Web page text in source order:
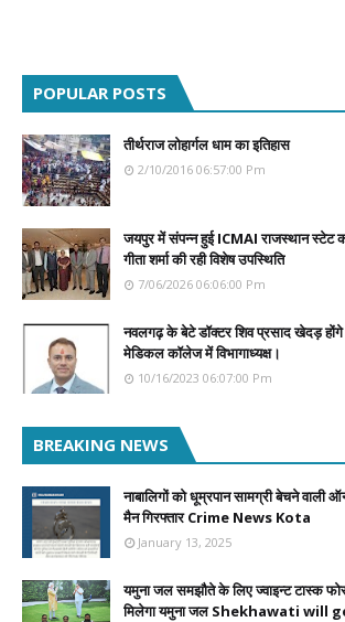
POPULAR POSTS
तीर्थराज लोहार्गल धाम का इतिहास
2/10/2016 06:57:00 Pm
जयपुर में संपन्न हुई ICMAI राजस्थान स्टेट
गीता शर्मा की रही विशेष उपस्थिति
7/06/2026 06:06:00 Pm
नवलगढ़ के बेटे डॉक्टर शिव प्रसाद खेदड़ होंगे
मेडिकल कॉलेज में विभागाध्यक्ष।
10/16/2023 06:07:00 Pm
BREAKING NEWS
नाबालिगों को धूम्रपान सामग्री बेचने वाली
मैन गिरफ्तार Crime News Kota
January 13, 2025
यमुना जल समझौते के लिए ज्वाइन्ट टास्क
मिलेगा यमुना जल Shekhawati will